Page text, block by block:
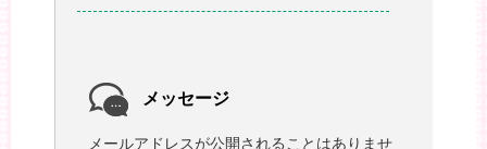
メッセージ
メールアドレスが公開されることはありませ